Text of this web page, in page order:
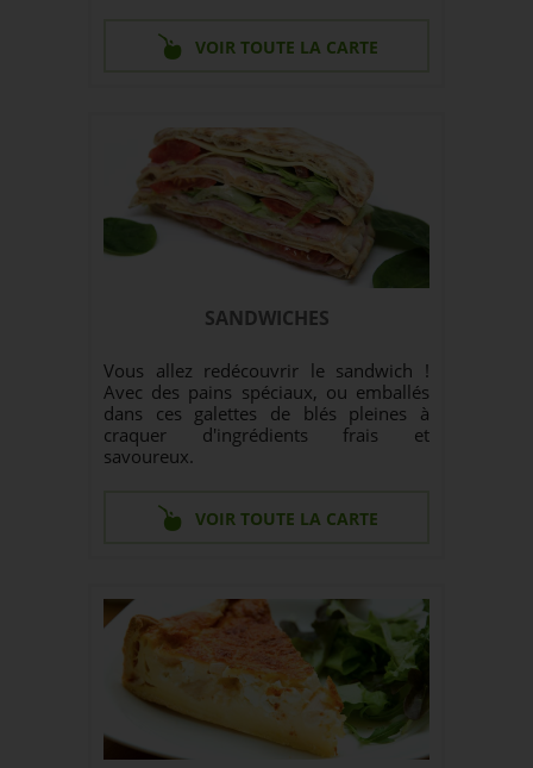
VOIR TOUTE LA CARTE
SANDWICHES
Vous allez redécouvrir le sandwich !
Avec des pains spéciaux, ou emballés
dans ces galettes de blés pleines à
craquer d'ingrédients frais et
savoureux.
VOIR TOUTE LA CARTE